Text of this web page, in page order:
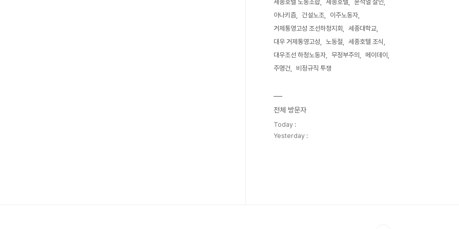
세종호텔 노동조합 세종호텔
윤석열 살인
아나키즘
건설노조
이주노동자
거제통영고성 조선하청지회
세종대학교
대우 거제통영고성
노동절
세종호텔 조식
대우조선 하청노동자
무정부주의
메이데이
주명건
비정규직 투쟁
전체 방문자
Today :
Yesterday :